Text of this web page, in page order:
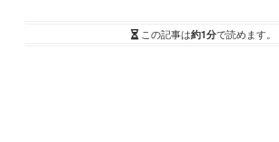
この記事は約1分で読めます。